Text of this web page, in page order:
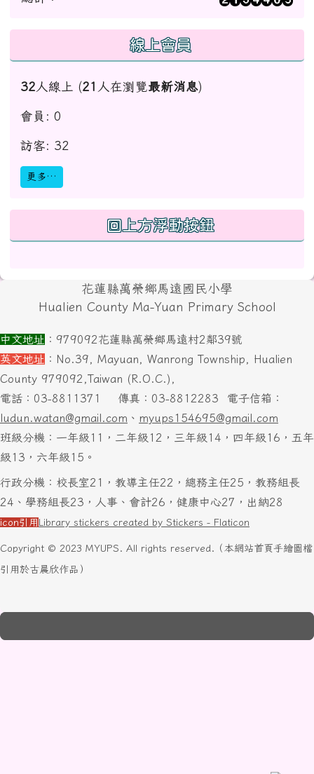
線上會員
32 人線上 (21 人在瀏覽最新消息)
會員: 0
訪客: 32
更多…
回上方浮動按鈕
頁尾區域內容花蓮縣萬榮鄉馬遠國民小學
Hualien County Ma-Yuan Primary School
中文地址 ：979092花蓮縣萬榮鄉馬遠村2鄰39號
英文地址 ：No.39, Mayuan, Wanrong Township, Hualien
County 979092,Taiwan (R.O.C.),
電話：03-8811371 傳真：03-8812283 電子信箱：
ludun.watan@gmail.com 、 myups154695@gmail.com
班級分機：一年級11，二年級12，三年級14，四年級16，五年
級13，六年級15。
行政分機：校長室21，教導主任22，總務主任25，教務組長
24、學務組長23，人事、會計26，健康中心27，出納28
icon引用 Library stickers created by Stickers - Flaticon
Copyright © 2023 MYUPS. All rights reserved.（本網站首頁手繪圖檔
引用於古晨欣作品）